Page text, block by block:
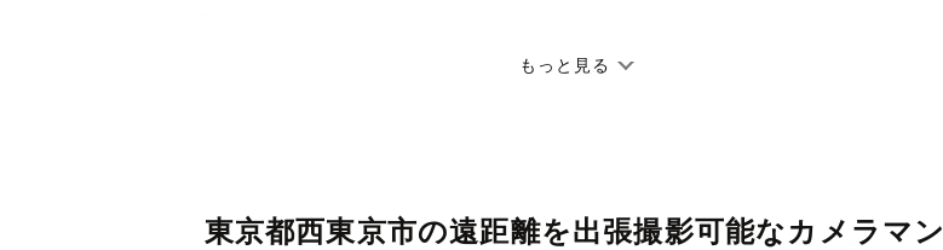
丁寧なレタッチで思い出を美しく仕上げます
もっと見る
東京都西東京市の遠距離を出張撮影可能なカメラマン